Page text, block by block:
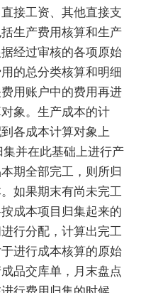
接工资、其他直接支
生产费用核算和生产
经过审核的各项原始
的总分类核算和明细
用账户中的费用再进
象。生产成本的计
各成本计算对象上
并在此基础上进行产
期全部完工，则所归
如果期末有尚未完工
成本项目归集起来的
行分配，计算出完工
进行成本核算的原始
品交库单，月末盘点